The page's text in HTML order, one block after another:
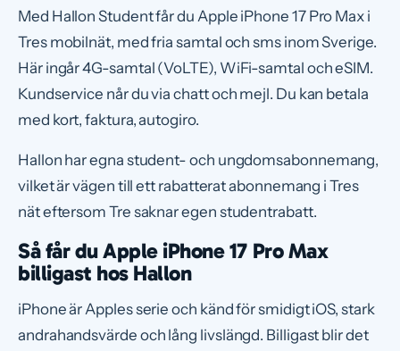
Med Hallon Student får du Apple iPhone 17 Pro Max i
Tres mobilnät, med fria samtal och sms inom Sverige.
Här ingår 4G-samtal (VoLTE), WiFi-samtal och eSIM.
Kundservice når du via chatt och mejl. Du kan betala
med kort, faktura, autogiro.
Hallon har egna student- och ungdomsabonnemang,
vilket är vägen till ett rabatterat abonnemang i Tres
nät eftersom Tre saknar egen studentrabatt.
Så får du Apple iPhone 17 Pro Max
billigast hos Hallon
iPhone är Apples serie och känd för smidigt iOS, stark
andrahandsvärde och lång livslängd. Billigast blir det